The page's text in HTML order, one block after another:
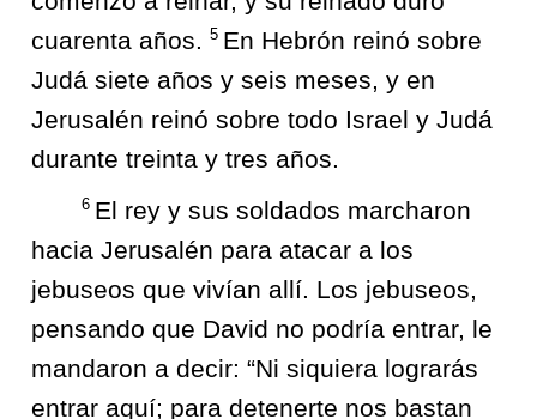
cuarenta años. 5 En Hebrón reinó sobre
Judá siete años y seis meses, y en
Jerusalén reinó sobre todo Israel y Judá
durante treinta y tres años.
6 El rey y sus soldados marcharon
hacia Jerusalén para atacar a los
jebuseos que vivían allí. Los jebuseos,
pensando que David no podría entrar, le
mandaron a decir: “Ni siquiera lograrás
entrar aquí; para detenerte nos bastan